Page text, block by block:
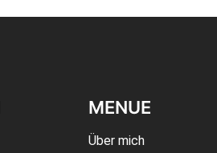
MENUE
Über mich